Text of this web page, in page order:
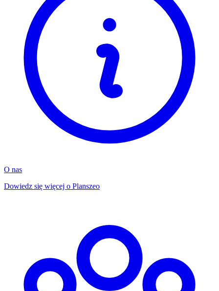
O nas
Dowiedz się więcej o Planszeo